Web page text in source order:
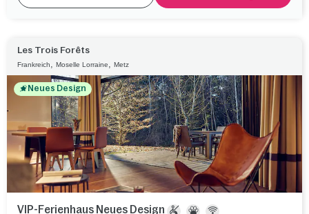
Les Trois Forêts
Frankreich Moselle Lorraine Metz
Neues Design
VIP-Ferienhaus Neues Design